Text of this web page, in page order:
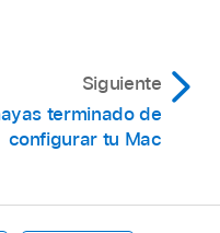
Siguiente
terminado de
configurar tu Mac